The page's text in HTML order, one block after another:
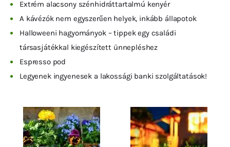
Extrém alacsony szénhidráttartalmú kenyér
A kávézók nem egyszerűen helyek, inkább állapotok
Halloweeni hagyományok – tippek egy családi
társasjátékkal kiegészített ünnepléshez
Espresso pod
Legyenek ingyenesek a lakossági banki szolgáltatások!